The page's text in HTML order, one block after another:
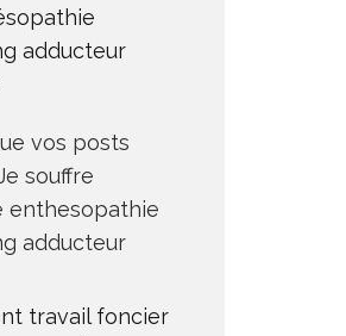
adducteur
vos posts
souffre
enthesopathie
adducteur
travail foncier